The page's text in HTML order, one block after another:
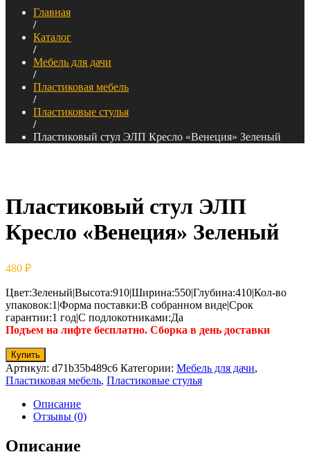
Главная
/
Каталог
/
Мебель для дачи
/
Пластиковая мебель
/
Пластиковые стулья
/
Пластиковый стул ЭЛП Кресло «Венеция» Зеленый
Пластиковый стул ЭЛП
Кресло «Венеция» Зеленый
480 ₽
Цвет:Зеленый|Высота:910|Ширина:550|Глубина:410|Кол-во
упаковок:1|Форма поставки:В собранном виде|Срок
гарантии:1 год|С подлокотниками:Да
Подъем на лифте бесплатно. Сборка в день доставки
Купить
Артикул: d71b35b489c6 Категории: Мебель для дачи,
Пластиковая мебель, Пластиковые стулья
Описание
Отзывы (0)
Описание